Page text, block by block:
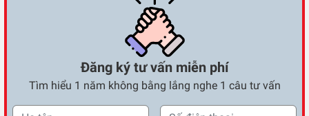
Đăng ký tư vấn miễn phí
Tìm hiểu 1 năm không bằng lắng nghe 1 câu tư vấn